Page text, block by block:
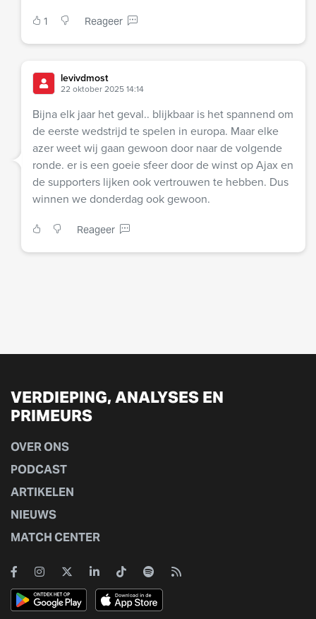
1 Reageer
levivdmost
22 oktober 2025 14:14
Bijna elk jaar het geval.. blijkbaar is het spannend om
de eerste wedstrijd te spelen in europa. Maar elke
azer weet wij gaan gewoon door naar de volgende
ronde. er is een goeie sfeer door de winst op Ajax en
de supporters lijken ook vertrouwen te hebben. Dus
winnen we donderdag ook gewoon.
Reageer
VERDIEPING, ANALYSES EN
PRIMEURS
OVER ONS
PODCAST
ARTIKELEN
NIEUWS
MATCH CENTER